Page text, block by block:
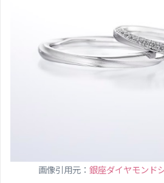
画像引用元： 銀座ダイヤモンド